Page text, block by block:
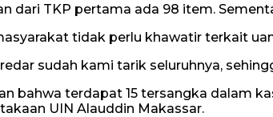
dari TKP pertama ada 98 item.
tidak perlu khawatir terkait
sudah kami tarik seluruhnya,
bahwa terdapat 15 tersangka dalam
UIN Alauddin Makassar.